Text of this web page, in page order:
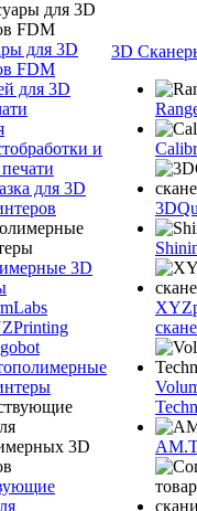
для 3D
FDM
для 3D
и
для 3D
3D
3D